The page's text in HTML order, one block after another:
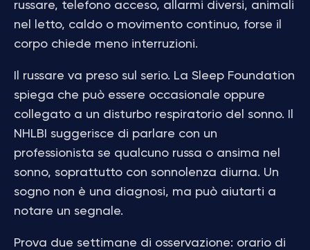
russare, telefono acceso, allarmi diversi, animali
nel letto, caldo o movimento continuo, forse il
corpo chiede meno interruzioni.
Il russare va preso sul serio. La Sleep Foundation
spiega che può essere occasionale oppure
collegato a un disturbo respiratorio del sonno. Il
NHLBI suggerisce di parlare con un
professionista se qualcuno russa o ansima nel
sonno, soprattutto con sonnolenza diurna. Un
sogno non è una diagnosi, ma può aiutarti a
notare un segnale.
Prova due settimane di osservazione: orario di